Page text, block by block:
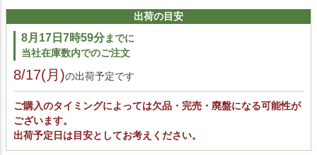
出荷の目安
8月17日7時59分までに
当社在庫数内でのご注文
8/17(月)の出荷予定です
ご購入のタイミングによっては欠品・完売・廃盤になる可能性が
ございます。
出荷予定日は目安としてお考えください。